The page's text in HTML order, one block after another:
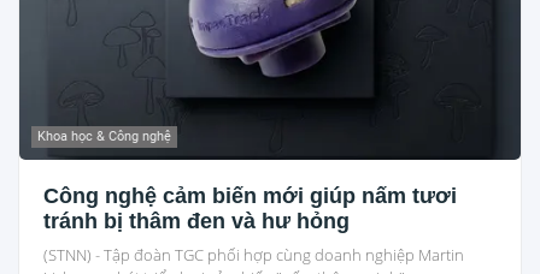
Khoa học & Công nghệ
Công nghệ cảm biến mới giúp nấm tươi
tránh bị thâm đen và hư hỏng
(STNN) - Tập đoàn TGC phối hợp cùng doanh nghiệp Martin